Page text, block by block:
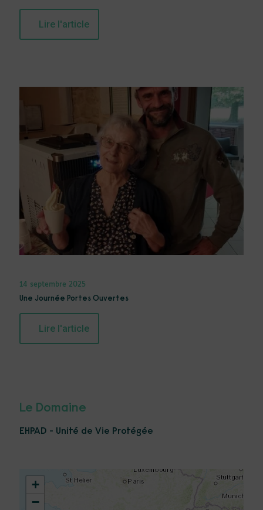
Lire l'article
14 septembre 2025
Une Journée Portes Ouvertes
Lire l'article
Le Domaine
EHPAD - Unité de Vie Protégée
+
−